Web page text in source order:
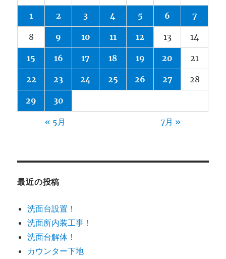
1 2 3 4 5 6 7
8 9 10 11 12 13 14
15 16 17 18 19 20 21
22 23 24 25 26 27 28
29 30
« 5月 7月 »
最近の投稿
洗面台設置！
洗面所内装工事！
洗面台解体！
カウンター下地